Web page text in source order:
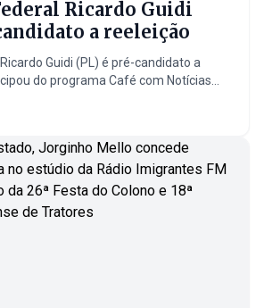
Ricardo Guidi
a reeleição
Guidi (PL) é pré-candidato a
do programa Café com Notícias